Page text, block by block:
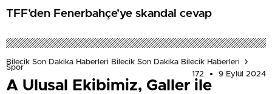
TFF’den Fenerbahçe’ye skandal cevap
Bilecik Son Dakika Haberleri Bilecik Son Dakika Bilecik Haberleri
Spor
172
9 Eylül 2024
A Ulusal Ekibimiz, Galler ile